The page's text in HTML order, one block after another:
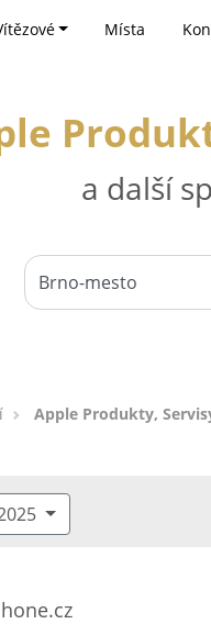
Místa
a další
Apple Produkty,